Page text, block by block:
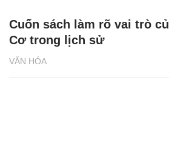
VĂN HÓA
Cuốn sách làm rõ vai trò
Cơ trong lịch sử